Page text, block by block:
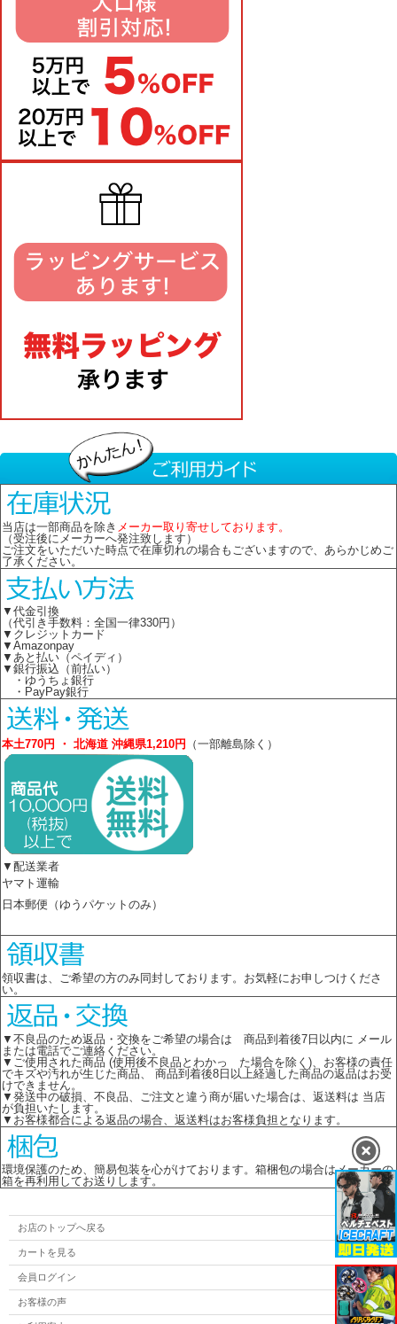
当店は一部商品を除き メーカー取り寄せしております。
（受注後にメーカーへ発注致します）
ご注文をいただいた時点で在庫切れの場合もございますので、あらかじめご
了承ください。
▼代金引換
（代引き手数料：全国一律330円）
▼クレジットカード
▼Amazonpay
▼あと払い（ペイディ）
▼銀行振込（前払い）
・ゆうちょ銀行
・PayPay銀行
本土770円 ・ 北海道 沖縄県1,210円 （一部離島除く）
▼配送業者
ヤマト運輸
日本郵便（ゆうパケットのみ）
領収書は、ご希望の方のみ同封しております。お気軽にお申しつけくださ
い。
▼不良品のため返品・交換をご希望の場合は 商品到着後7日以内に メール
または電話でご連絡ください。
▼ご使用された商品 (使用後不良品とわかっ た場合を除く)、お客様の責任
でキズや汚れが生じた商品、 商品到着後8日以上経過した商品の返品はお受
けできません。
▼発送中の破損、不良品、ご注文と違う商が届いた場合は、返送料は 当店
が負担いたします。
▼お客様都合による返品の場合、返送料はお客様負担となります。
環境保護のため、簡易包装を心がけております。箱梱包の場合はメーカーの
箱を再利用してお送りします。
お店のトップへ戻る
カートを見る
会員ログイン
お客様の声